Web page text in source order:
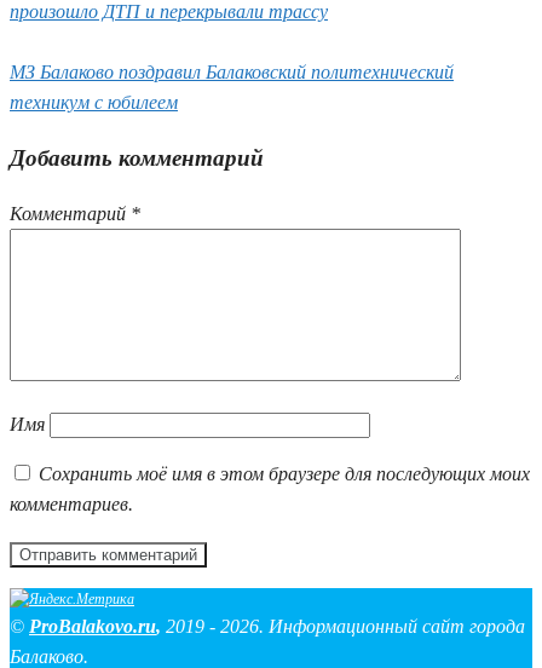
произошло ДТП и перекрывали трассу
МЗ Балаково поздравил Балаковский политехнический
техникум с юбилеем
Добавить комментарий
Комментарий *
Имя
Сохранить моё имя в этом браузере для последующих моих
комментариев.
© ProBalakovo.ru, 2019 - 2026. Информационный сайт города
Балаково.